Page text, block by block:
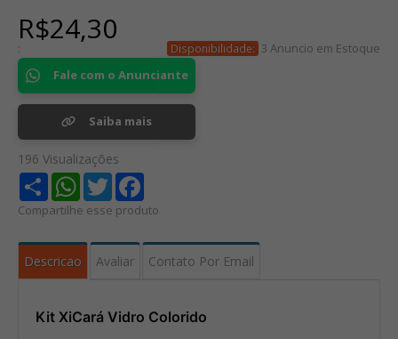
R$24,30
: Disponibilidade: 3 Anuncio em Estoque
Fale com o Anunciante
Saiba mais
196 Visualizações
Share WhatsApp
Twitter
Compartilhe esse produto
Descricao Avaliar Contato Por Email
Kit XiCará Vidro Colorido